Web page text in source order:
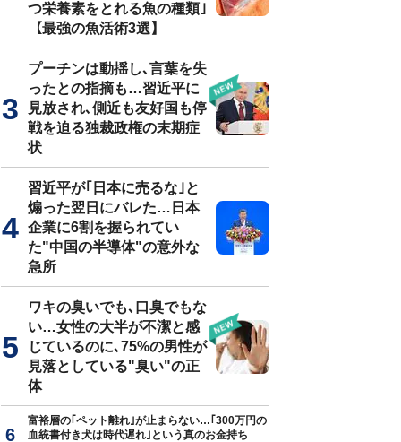
円で売れたMLB開幕第1戦の使用済みチケット
つ栄養素をとれる魚の種類｣
【最強の魚活術3選】
プーチンは動揺し､言葉を失
ったとの指摘も…習近平に
見放され､側近も友好国も停
戦を迫る独裁政権の末期症
状
習近平が｢日本に売るな｣と
煽った翌日にバレた…日本
企業に6割を握られてい
た"中国の半導体"の意外な
急所
ワキの臭いでも､口臭でもな
い…女性の大半が不潔と感
じているのに､75%の男性が
見落としている"臭い"の正
体
富裕層の｢ペット離れ｣が止まらない…｢300万円の
血統書付き犬は時代遅れ｣という真のお金持ち